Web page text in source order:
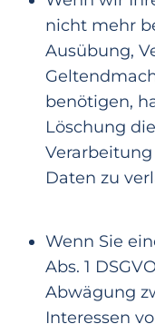
nicht mehr
Ausübung,
benötigen,
Löschung
Daten zu
Wenn Sie
Abs. 1
Abwägung
Interessen